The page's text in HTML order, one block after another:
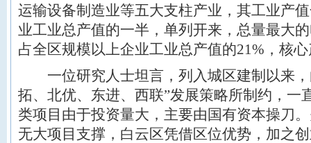
运输设备制造业等五大支柱产业，其工业产
业工业总产值的一半，单列开来，总量最大
占全区规模以上企业工业总产值的21%，核
一位研究人士坦言，列入城区建制以来，
拓、北优、东进、西联”发展策略所制约，一
类项目由于投资量大，主要由国有资本操刀
无大项目支撑，白云区凭借区位优势，加之